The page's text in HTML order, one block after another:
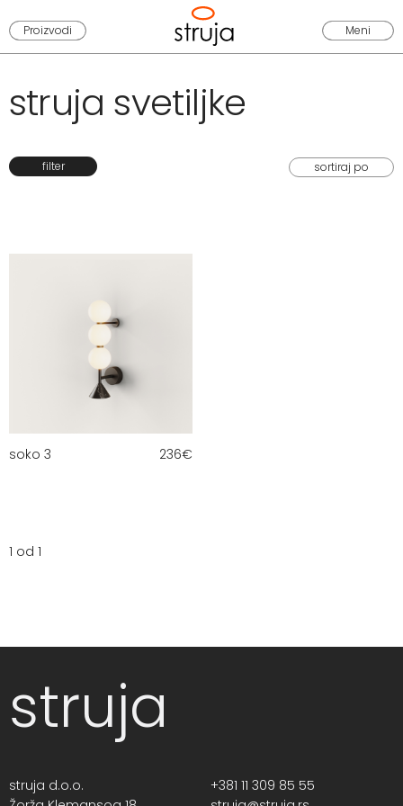
Proizvodi Meni
struja svetiljke
filter
soko 3 236€
1 od 1
struja
struja d.o.o.
+381 11 309 85 55